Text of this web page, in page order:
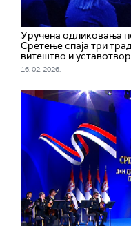
Уручена одликовања
Сретење спаја три
витештво и
16. 02. 2026.